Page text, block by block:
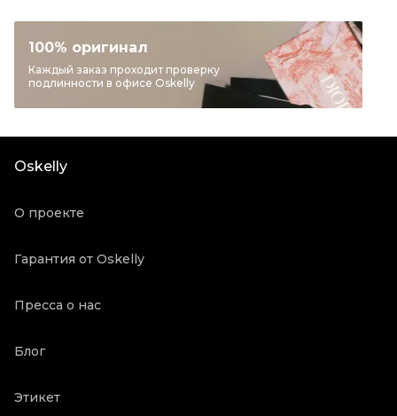
Категория
Бренд
MIU MIU
Материал одежды
Другое
Продавец
100% оригинал
Каждый заказ проходит проверку
подлинности в офисе Oskelly
Oskelly
О проекте
Гарантия от Oskelly
Пресса о нас
Блог
Этикет